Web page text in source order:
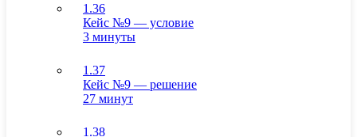
1.36
Кейс №9 — условие
3 минуты
1.37
Кейс №9 — решение
27 минут
1.38